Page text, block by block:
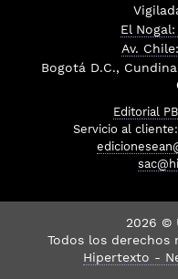
El
Av.
Bogotá D.C.,
Editorial
Servicio al cliente:
2026 ©
Todos los derechos
Hipertexto -